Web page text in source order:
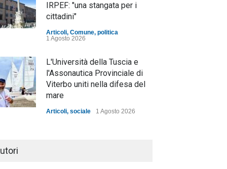
IRPEF: "una stangata per i
cittadini"
Articoli, Comune, politica
1 Agosto 2026
L'Università della Tuscia e
l'Assonautica Provinciale di
Viterbo uniti nella difesa del
mare
Articoli, sociale 1 Agosto 2026